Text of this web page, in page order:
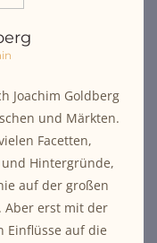
Joachim Goldberg
und Märkten.
Facetten,
und Hintergründe,
auf der großen
Aber erst mit der
Einflüsse auf die